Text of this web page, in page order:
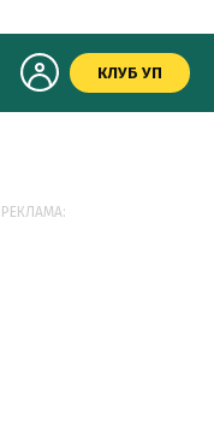
КЛУБ УП
РЕКЛАМА: